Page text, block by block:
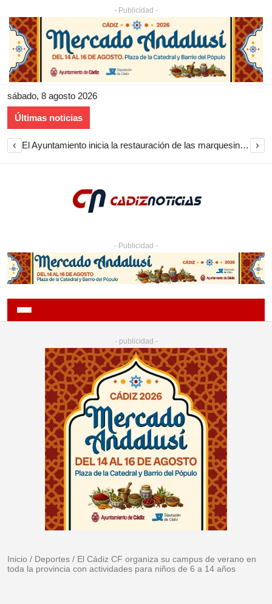
- Publicidad -
sábado, 8 agosto 2026
Últimas noticias
‹ El Ayuntamiento inicia la restauración de las marquesinas de Plaza Esteve para volver a instalarlas en el centro de Jerez ›
- Publicidad -
- publicidad -
Inicio / Deportes / El Cádiz CF organiza su campus de verano en
toda la provincia con actividades para niños de 6 a 14 años